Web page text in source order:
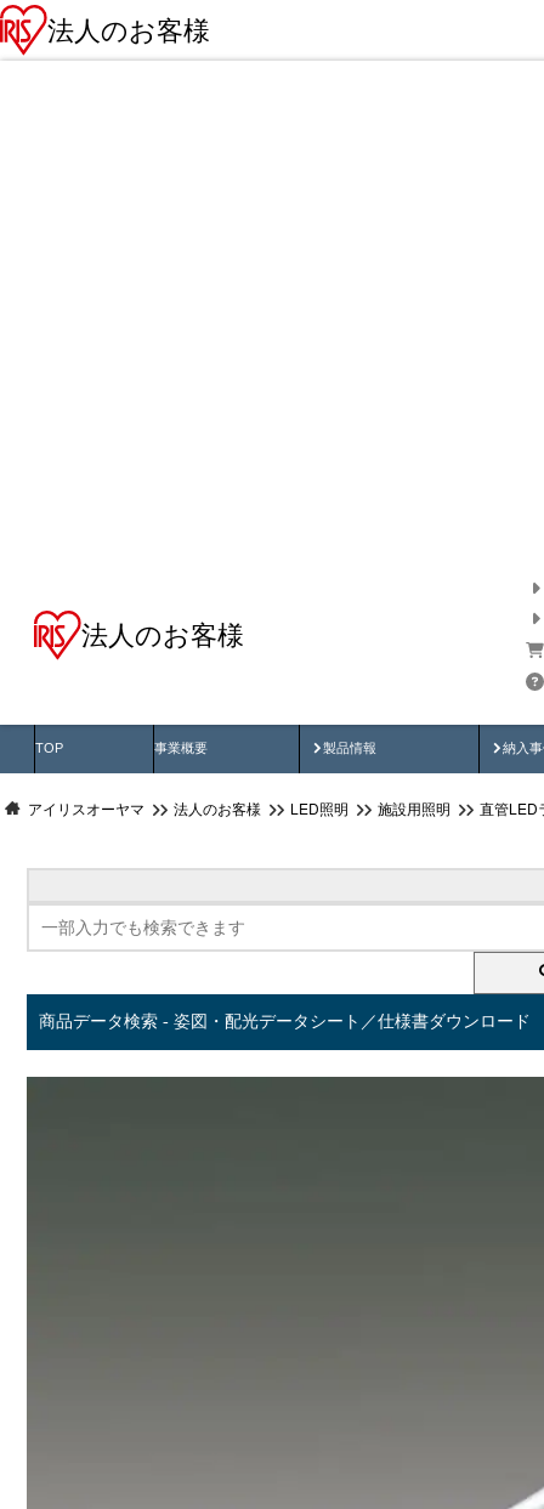
法人のお客様
法人のお客様
TOP 事業概要 製品情報
製品動画 納入
納
アイリスオーヤマ 法人のお客様 LED照明 施設用照明 直管LED
商品データ検索 - 姿図・配光データシート／仕様書ダウンロード